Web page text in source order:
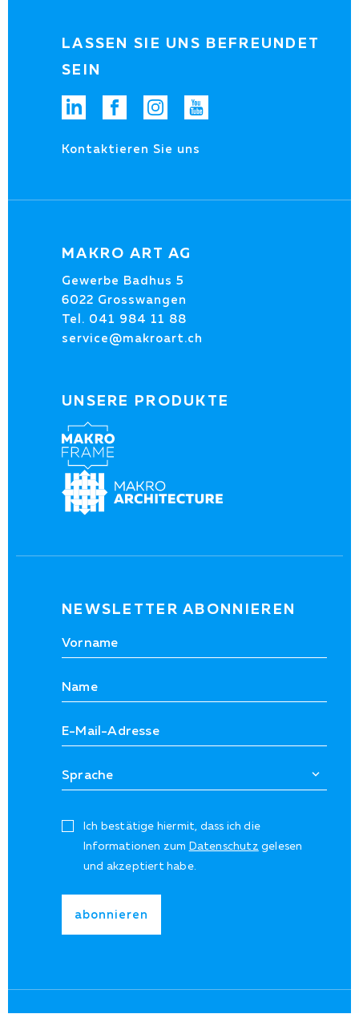
LASSEN SIE UNS BEFREUNDET
SEIN
Kontaktieren Sie uns
MAKRO ART AG
Gewerbe Badhus 5
6022 Grosswangen
Tel. 041 984 11 88
service@makroart.ch
UNSERE PRODUKTE
NEWSLETTER ABONNIEREN
Ich bestätige hiermit, dass ich die
Informationen zum Datenschutz gelesen
und akzeptiert habe.